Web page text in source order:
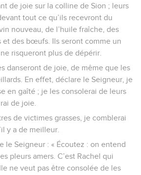
de joie sur la colline de Sion ; leurs
tout ce qu’ils recevront du
nouveau, de l’huile fraîche, des
et des bœufs. Ils seront comme un
risqueront plus de dépérir.
danseront de joie, de même que les
En effet, déclare le Seigneur, je
en gaîté ; je les consolerai de leurs
de joie.
de victimes grasses, je comblerai
y a de meilleur.
le Seigneur : « Écoutez : on entend
pleurs amers. C’est Rachel qui
ne veut pas être consolée de les